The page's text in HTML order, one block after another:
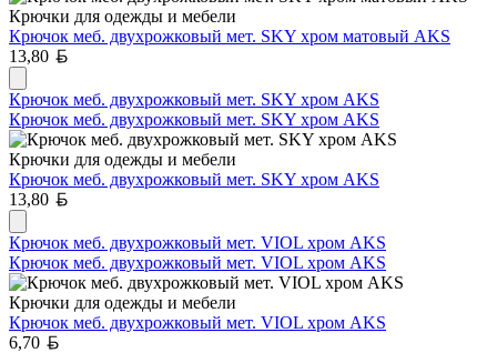
Крючки для одежды и мебели
Крючок меб. двухрожковый мет. SKY хром матовый AKS
13,80
Крючок меб. двухрожковый мет. SKY хром AKS
Крючок меб. двухрожковый мет. SKY хром AKS
Крючки для одежды и мебели
Крючок меб. двухрожковый мет. SKY хром AKS
13,80
Крючок меб. двухрожковый мет. VIOL хром AKS
Крючок меб. двухрожковый мет. VIOL хром AKS
Крючки для одежды и мебели
Крючок меб. двухрожковый мет. VIOL хром AKS
6,70